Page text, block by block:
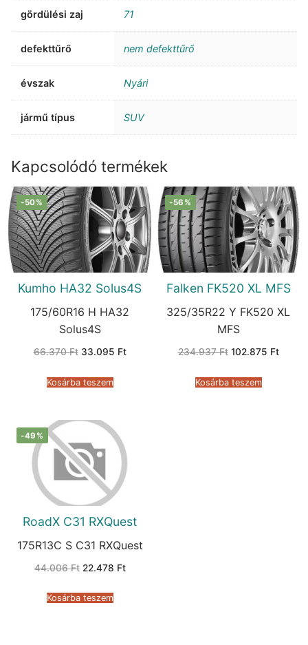
gördülési zaj 71
defekttűrő nem defekttűrő
évszak Nyári
jármű típus SUV
Kapcsolódó termékek
-50%
Kumho HA32 Solus4S
175/60R16 H HA32
Solus4S
66.370Ft Original
66.370 Ft.
33.095 FtCurrent
Kosárba teszem
-56%
Falken FK520 XL MFS
325/35R22 Y FK520 XL
MFS
234.937Ft Original
234.937 Ft.
102.875 Ft
Kosárba teszem
-49%
RoadX C31 RXQuest
175R13C S C31 RXQuest
44.006Ft Original
44.006 Ft.
22.478 FtCurrent
Kosárba teszem